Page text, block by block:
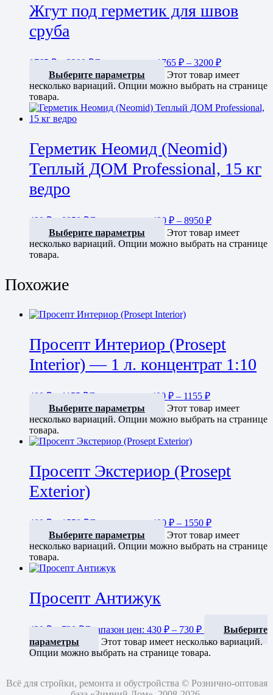
Жгут под герметик для швов
сруба
1765 ₽ 3200 ₽Диапазон цен: 1765 ₽ – 3200 ₽
Выберите параметры
Этот товар имеет
несколько вариаций. Опции можно выбрать на странице
товара.
Герметик Неомид (Neomid)
Теплый ДОМ Professional, 15 кг
ведро
490 ₽ 8950 ₽Диапазон цен: 490 ₽ – 8950 ₽
Выберите параметры
Этот товар имеет
несколько вариаций. Опции можно выбрать на странице
товара.
Похожие
Просепт Интериор (Prosept
Interior) — 1 л. концентрат 1:10
400 ₽ 1155 ₽Диапазон цен: 400 ₽ – 1155 ₽
Выберите параметры
Этот товар имеет
несколько вариаций. Опции можно выбрать на странице
товара.
Просепт Экстериор (Prosept
Exterior)
400 ₽ 1550 ₽Диапазон цен: 400 ₽ – 1550 ₽
Выберите параметры
Этот товар имеет
несколько вариаций. Опции можно выбрать на странице
товара.
Просепт Антижук
430 ₽ 730 ₽Диапазон цен: 430 ₽ – 730 ₽
Выберите
параметры
Этот товар имеет несколько вариаций.
Опции можно выбрать на странице товара.
Всё для стройки, ремонта и обустройства © Рознично-оптовая